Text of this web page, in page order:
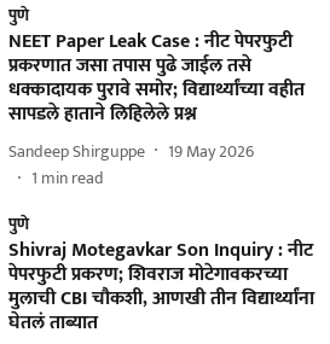
पुणे
NEET Paper Leak Case : नीट पेपरफुटी
प्रकरणात जसा तपास पुढे जाईल तसे
धक्कादायक पुरावे समोर; विद्यार्थ्यांच्या वहीत
सापडले हाताने लिहिलेले प्रश्न
Sandeep Shirguppe
19 May 2026
1 min read
पुणे
Shivraj Motegavkar Son Inquiry : नीट
पेपरफुटी प्रकरण; शिवराज मोटेगावकरच्या
मुलाची CBI चौकशी, आणखी तीन विद्यार्थ्यांना
घेतलं ताब्यात